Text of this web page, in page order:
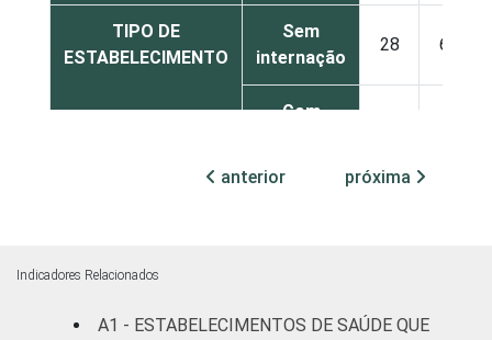
TIPO DE
ESTABELECIMENTO
Sem
internação
28 64
Com
leitos)
50 leitos)
anterior próxima
Indicadores Relacionados
A1 - ESTABELECIMENTOS DE SAÚDE QUE